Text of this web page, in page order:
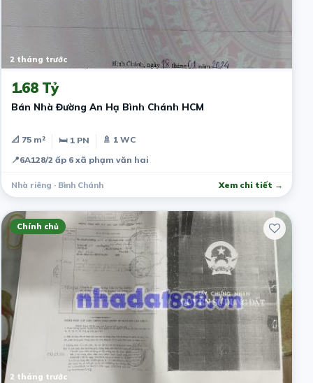
2 tháng trước
1.68 Tỷ
Bán Nhà Đường An Hạ Bình Chánh HCM
📐 75 m² 🛏 1 PN
🚿 1 WC
📍6A128/2 ấp 6 xã phạm văn hai
Nhà riêng · Bình Chánh Xem chi tiết →
Chính chủ
2 tháng trước